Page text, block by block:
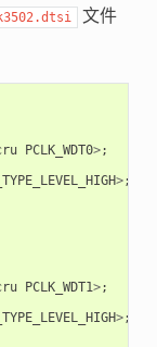
文件
PCLK_WDT0>;
>;
PCLK_WDT1>;
>;